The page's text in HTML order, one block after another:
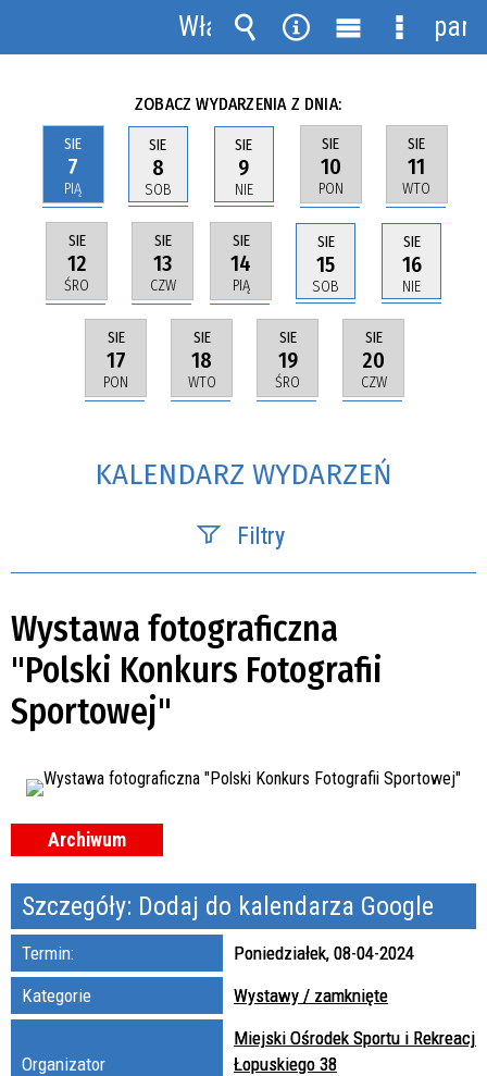
WYSTAWA FOTOGRAFICZNA "POLSKI KONKURS FOTOGRAFII SPORTOWEJ"
ZOBACZ WYDARZENIA Z DNIA:
SIE
7
PIĄ
SIE
8
SOB
SIE
9
NIE
SIE
10
PON
SIE
11
WTO
SIE
12
ŚRO
SIE
13
CZW
SIE
14
PIĄ
SIE
15
SOB
SIE
16
NIE
SIE
17
PON
SIE
18
WTO
SIE
19
ŚRO
SIE
20
CZW
KALENDARZ WYDARZEŃ
Filtry
Kategoria
Miejsce
Promowane
Wystawa fotograficzna
"Polski Konkurs Fotografii
Sportowej"
Archiwum
Szczegóły: Dodaj do kalendarza Google
Termin:
Poniedziałek, 08-04-2024
Kategorie
Wystawy / zamknięte
Organizator
Miejski Ośrodek Sportu i Rekreacji
Łopuskiego 38
Włącz
powiadomienia
Wyszukiwarka
Narzędzia
Menu
główne
Menu